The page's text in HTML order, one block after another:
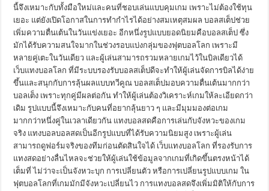
นี้จึงเหมาะกับทั้งมือใหม่และคนที่ชอบเล่นแบบคุมเกม เพราะไม่ต้องใช้ทุน
เยอะ แต่ยังเปิดโอกาสในการทำกำไรได้อย่างสมเหตุสมผล บอลสเต็ปช่วย
เพิ่มความตื่นเต้นในวันแข่งเยอะ อีกหนึ่งรูปแบบยอดนิยมคือบอลสเต็ป ซึ่ง
มักได้รับความสนใจมากในช่วงรอบแบ่งกลุ่มของฟุตบอลโลก เพราะมี
หลายคู่เตะในวันเดียว และผู้เล่นสามารถรวมหลายเกมไว้ในบิลเดียวได้
เว็บแทงบอลโลก ที่มีระบบรองรับบอลสเต็ปดีจะทำให้ผู้เล่นจัดการบิลได้ง่าย
ขึ้นและสนุกกับการลุ้นผลแบบทวีคูณ บอลสเต็ปมอบความตื่นเต้นมากกว่า
บอลเต็ง เพราะทุกคู่มีผลต่อกัน ทำให้ผู้เล่นต้องวิเคราะห์เกมให้ละเอียดกว่า
เดิม รูปแบบนี้จึงเหมาะกับคนที่อยากลุ้นยาว ๆ และมีมุมมองต่อเกม
มากกว่าหนึ่งคู่ในเวลาเดียวกัน แทงบอลสดคือการเล่นกับจังหวะของเกม
จริง แทงบอลบอลสดเป็นอีกรูปแบบที่ได้รับความนิยมสูง เพราะผู้เล่น
สามารถดูฟอร์มจริงของทีมก่อนตัดสินใจได้ เว็บแทงบอลโลก ที่รองรับการ
แทงสดอย่างลื่นไหลจะช่วยให้ผู้เล่นใช้ข้อมูลจากเกมที่เกิดขึ้นตรงหน้าได้
เต็มที่ ไม่ว่าจะเป็นจังหวะบุก การเปลี่ยนตัว หรือการเปลี่ยนรูปแบบเกม ใน
ฟุตบอลโลกที่เกมมักมีจังหวะเปลี่ยนไว การแทงบอลสดจึงเพิ่มมิติให้กับการ